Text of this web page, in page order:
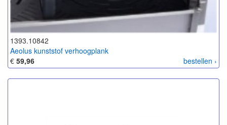
1393.10842
Aeolus kunststof verhoogplank
bestellen ›
€ 59,96